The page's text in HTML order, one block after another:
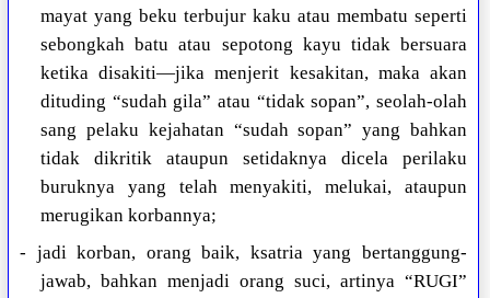
mayat yang beku terbujur kaku atau membatu seperti
sebongkah batu atau sepotong kayu tidak bersuara
ketika disakiti—jika menjerit kesakitan, maka akan
dituding “sudah gila” atau “tidak sopan”, seolah-olah
sang pelaku kejahatan “sudah sopan” yang bahkan
tidak dikritik ataupun setidaknya dicela perilaku
buruknya yang telah menyakiti, melukai, ataupun
merugikan korbannya;
- jadi korban, orang baik, ksatria yang bertanggung-
jawab, bahkan menjadi orang suci, artinya “RUGI”